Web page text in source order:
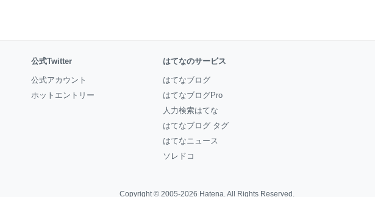
公式Twitter
公式アカウント
ホットエントリー
はてなのサービス
はてなブログ
はてなブログPro
人力検索はてな
はてなブログ タグ
はてなニュース
ソレドコ
Copyright © 2005-2026 Hatena. All Rights Reserved.